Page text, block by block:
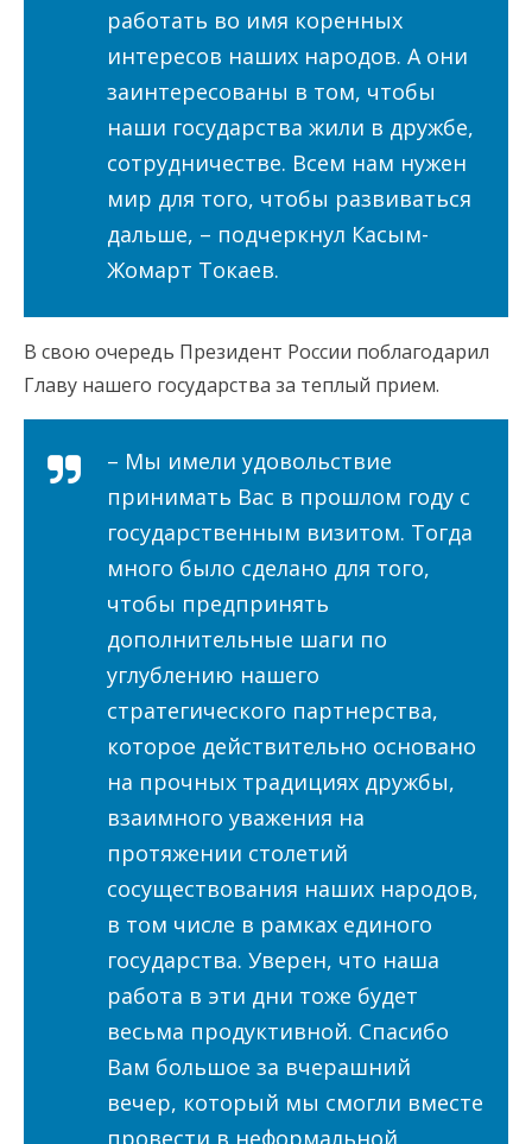
работать во имя коренных
интересов наших народов. А они
заинтересованы в том, чтобы
наши государства жили в дружбе,
сотрудничестве. Всем нам нужен
мир для того, чтобы развиваться
дальше, – подчеркнул Касым-
Жомарт Токаев.
В свою очередь Президент России поблагодарил
Главу нашего государства за теплый прием.
– Мы имели удовольствие
принимать Вас в прошлом году с
государственным визитом. Тогда
много было сделано для того,
чтобы предпринять
дополнительные шаги по
углублению нашего
стратегического партнерства,
которое действительно основано
на прочных традициях дружбы,
взаимного уважения на
протяжении столетий
сосуществования наших народов,
в том числе в рамках единого
государства. Уверен, что наша
работа в эти дни тоже будет
весьма продуктивной. Спасибо
Вам большое за вчерашний
вечер, который мы смогли вместе
провести в неформальной